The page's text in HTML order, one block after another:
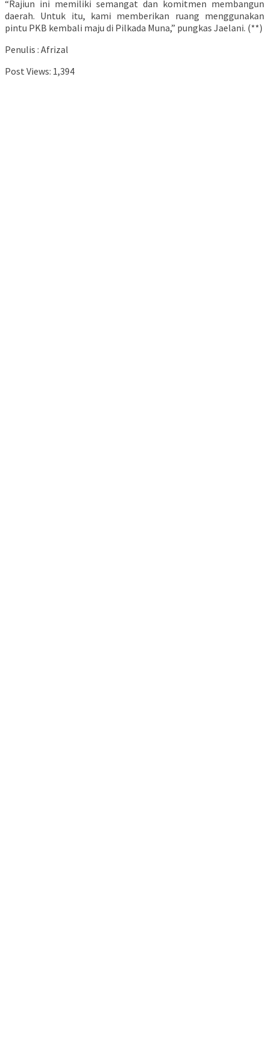
“Rajiun ini memiliki semangat dan komitmen membangun
daerah. Untuk itu, kami memberikan ruang menggunakan
pintu PKB kembali maju di Pilkada Muna,” pungkas Jaelani. (**)
Penulis : Afrizal
Post Views: 1,394